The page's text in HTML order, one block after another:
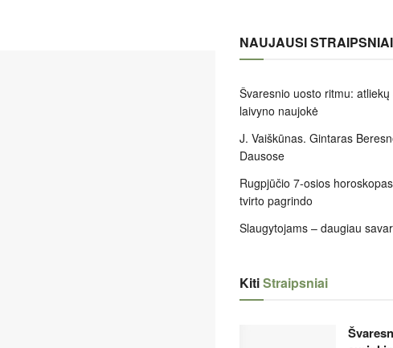
NAUJAUSI STRAIPSNIAI
Švaresnio uosto ritmu: atliekų
laivyno naujokė
J. Vaiškūnas. Gintaras
Dausose
Rugpjūčio 7-osios
tvirto pagrindo
Slaugytojams – daugiau
KitiStraipsniai